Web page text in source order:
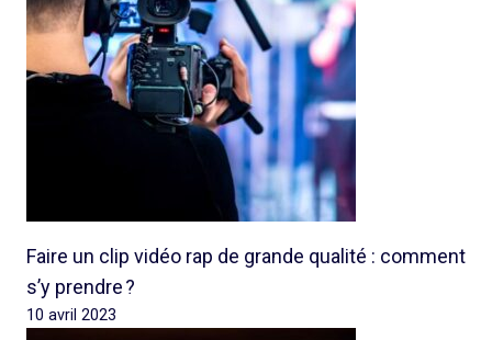
Faire un clip vidéo rap de grande qualité : comment
s’y prendre ?
10 avril 2023